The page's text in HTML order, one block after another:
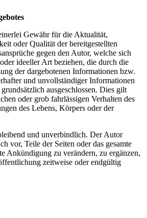
Gewähr für die Aktualität,
oder Qualität der bereitgestellten
gegen den Autor, welche sich
ideeller Art beziehen, die durch die
der dargebotenen Informationen bzw.
und unvollständiger Informationen
ausgeschlossen. Dies gilt
oder grob fahrlässigen Verhalten des
des Lebens, Körpers oder der
und unverbindlich. Der Autor
vor, Teile der Seiten oder das gesamte
Ankündigung zu verändern, zu ergänzen,
zeitweise oder endgültig